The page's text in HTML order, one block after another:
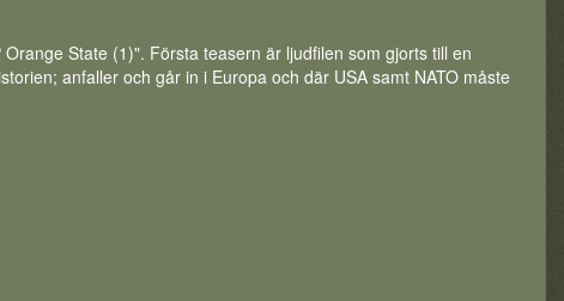
State (1)". Första teasern är ljudfilen som gjorts till en
anfaller och går in i Europa och där USA samt NATO måste